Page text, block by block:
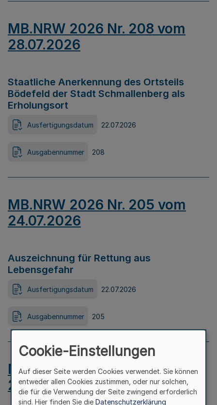
MB.NRW 2026 Nr. 208 vom
28.07.2026
Staatliche Anerkennung des Ortsteils
Bödefeld der Stadt Schmallenberg als
Erholungsort
Ausfertigungsdatum 22.07.2026
Ausgabennummer 208
MB.NRW 2026 Nr. 205 vom
24.07.2026
Auszeichnung für Rettung aus
Lebensgefahr
Ausfertigungsdatum 22.07.2026
Ausgabennummer 205
MB.NRW 2026 Nr. 204 vom
24.07.2026
Cookie-Einstellungen
Auf dieser Seite werden Cookies verwendet. Sie können
entweder allen Cookies zustimmen, oder nur solchen,
die für die Verwendung der Seite zwingend erforderlich
sind. Hier finden Sie die Datenschutzerklärung